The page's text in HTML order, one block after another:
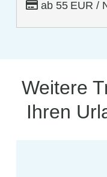
ab 55 EUR /
Weitere
Ihren